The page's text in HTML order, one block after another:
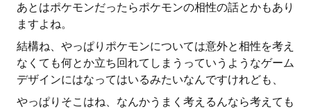
あとはポケモンだったらポケモンの相性の話とかもあり
ますよね。
結構ね、やっぱりポケモンについては意外と相性を考え
なくても何とか立ち回れてしまうっていうようなゲーム
デザインにはなってはいるみたいなんですけれども、
やっぱりそこはね、なんかうまく考えるんなら考えても